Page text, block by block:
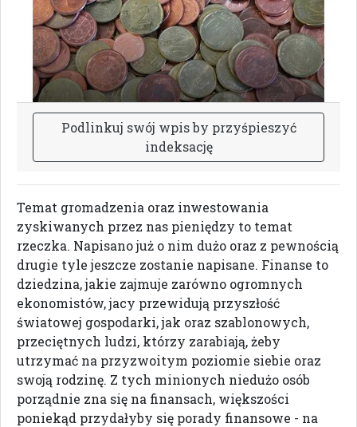
Podlinkuj swój wpisby przyśpieszyć
indeksację
Temat gromadzenia oraz inwestowania
zyskiwanych przez nas pieniędzy to temat
rzeczka. Napisano już o nim dużo oraz z pewnością
drugie tyle jeszcze zostanie napisane. Finanse to
dziedzina, jakie zajmuje zarówno ogromnych
ekonomistów, jacy przewidują przyszłość
światowej gospodarki, jak oraz szablonowych,
przeciętnych ludzi, którzy zarabiają, żeby
utrzymać na przyzwoitym poziomie siebie oraz
swoją rodzinę. Z tych minionych niedużo osób
porządnie zna się na finansach, większości
poniekąd przydałyby się porady finansowe - na